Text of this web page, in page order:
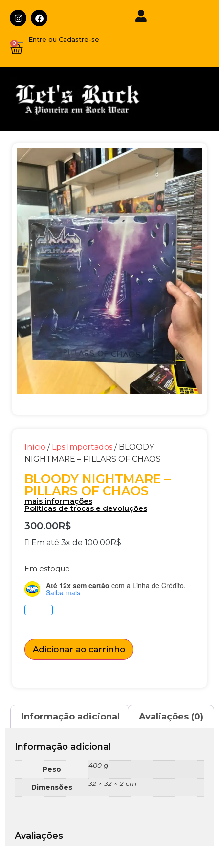
Entre ou Cadastre-se
0
Início / Lps Importados / BLOODY
NIGHTMARE – PILLARS OF CHAOS
BLOODY NIGHTMARE –
PILLARS OF CHAOS
mais informações
Politicas de trocas e devoluções
300.00R$
Em até 3x de 100.00R$
Em estoque
Até 12x sem cartão com a Linha de Crédito.
Saiba mais
Adicionar ao carrinho
Informação adicional Avaliações (0)
Informação adicional
Peso 400 g
Dimensões 32 × 32 × 2 cm
Avaliações